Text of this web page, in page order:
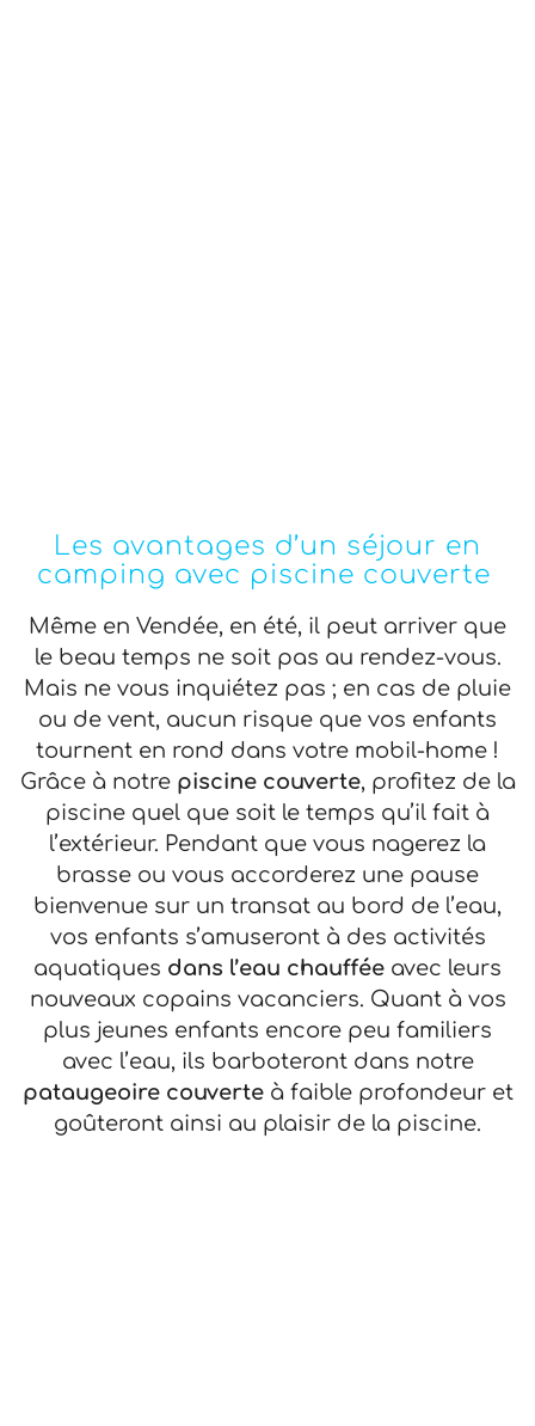
Les avantages d’un séjour en
camping avec piscine couverte
Même en Vendée, en été, il peut arriver que
le beau temps ne soit pas au rendez-vous.
Mais ne vous inquiétez pas ; en cas de pluie
ou de vent, aucun risque que vos enfants
tournent en rond dans votre mobil-home !
Grâce à notre piscine couverte, profitez de la
piscine quel que soit le temps qu’il fait à
l’extérieur. Pendant que vous nagerez la
brasse ou vous accorderez une pause
bienvenue sur un transat au bord de l’eau,
vos enfants s’amuseront à des activités
aquatiques dans l’eau chauffée avec leurs
nouveaux copains vacanciers. Quant à vos
plus jeunes enfants encore peu familiers
avec l’eau, ils barboteront dans notre
pataugeoire couverte à faible profondeur et
goûteront ainsi au plaisir de la piscine.